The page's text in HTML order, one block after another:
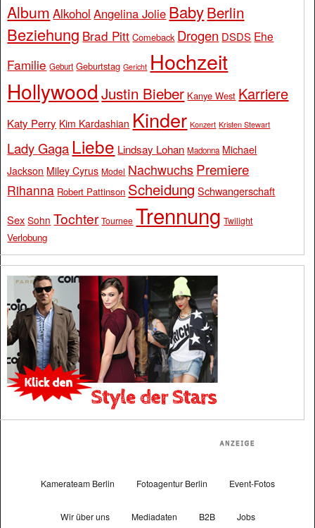
Album Alkohol Angelina Jolie BabyBerlin
Beziehung Brad Pitt Comeback Drogen DSDS Ehe
Familie Geburt Geburtstag Gericht Hochzeit
Hollywood Justin Bieber Kanye West Karriere
Katy Perry Kim Kardashian Kinder Konzert Kristen Stewart
Lady Gaga Liebe Lindsay Lohan Madonna Michael
Jackson Miley Cyrus Model Nachwuchs Premiere
Rihanna Robert Pattinson Scheidung Schwangerschaft
Sex Sohn Tochter Tournee Trennung Twilight
Verlobung
Kamerateam Berlin Fotoagentur Berlin Event-Fotos
Wir über uns Mediadaten B2B Jobs